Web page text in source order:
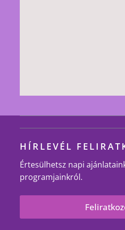
HÍRLEVÉL
Értesülhetsz napi
programjainkról.